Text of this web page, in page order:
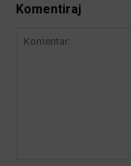
Komentiraj